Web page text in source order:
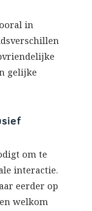
in
gelijke
om te
interactie.
eerder op
welkom